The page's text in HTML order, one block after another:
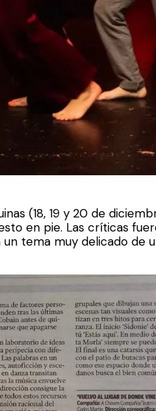
(18, 19 y 20 de
en pie. Las críticas
tema muy delicado de